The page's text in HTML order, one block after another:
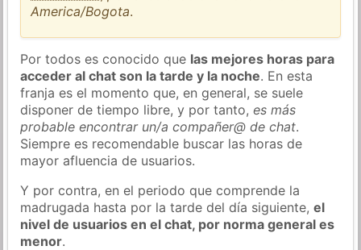
America/Bogota.
Por todos es conocido que las mejores horas para
acceder al chat son la tarde y la noche. En esta
franja es el momento que, en general, se suele
disponer de tiempo libre, y por tanto,es más
probable encontrar un/a compañer@ de chat.
Siempre es recomendable buscar las horas de
mayor afluencia de usuarios.
Y por contra, en el periodo que comprende la
madrugada hasta por la tarde del día siguiente,el
nivel de usuarios en el chat, por norma general es
menor.